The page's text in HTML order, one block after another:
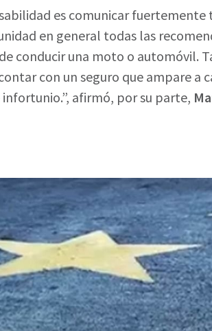
es comunicar fuertemente
en general todas las
conducir una moto o automóvil.
con un seguro que ampare a
afirmó, por su parte,